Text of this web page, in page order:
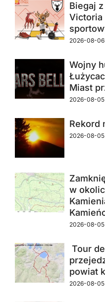
Biegaj
Victoria
2026-08-06
Wojny
Miast
2026-08-05
Rekord
2026-08-05
w
2026-08-05
Tour
powiat
2026-08-05